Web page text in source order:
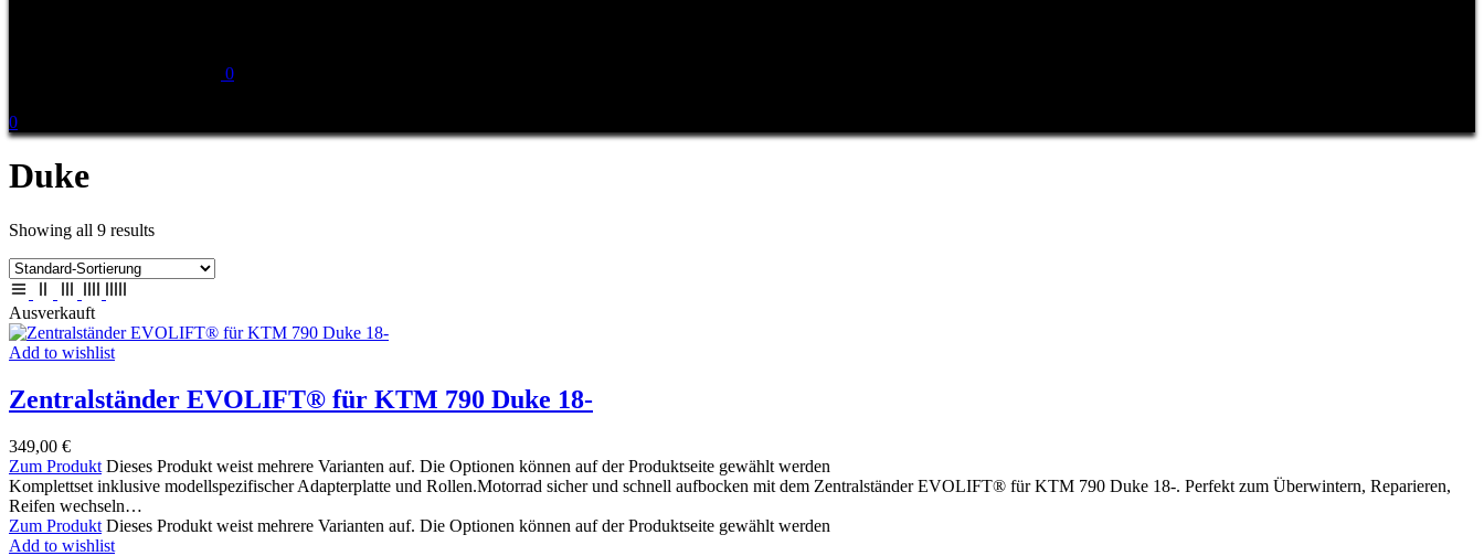
0
0
Duke
Showing all 9 results
Ausverkauft
Add to wishlist
Zentralständer EVOLIFT® für KTM 790 Duke 18-
349,00 €
Zum Produkt Dieses Produkt weist mehrere Varianten auf. Die Optionen können auf der Produktseite gewählt werden
Komplettset inklusive modellspezifischer Adapterplatte und Rollen.Motorrad sicher und schnell aufbocken mit dem Zentralständer EVOLIFT® für KTM 790 Duke 18-. Perfekt zum Überwintern, Reparieren,
Reifen wechseln…
Zum Produkt Dieses Produkt weist mehrere Varianten auf. Die Optionen können auf der Produktseite gewählt werden
Add to wishlist